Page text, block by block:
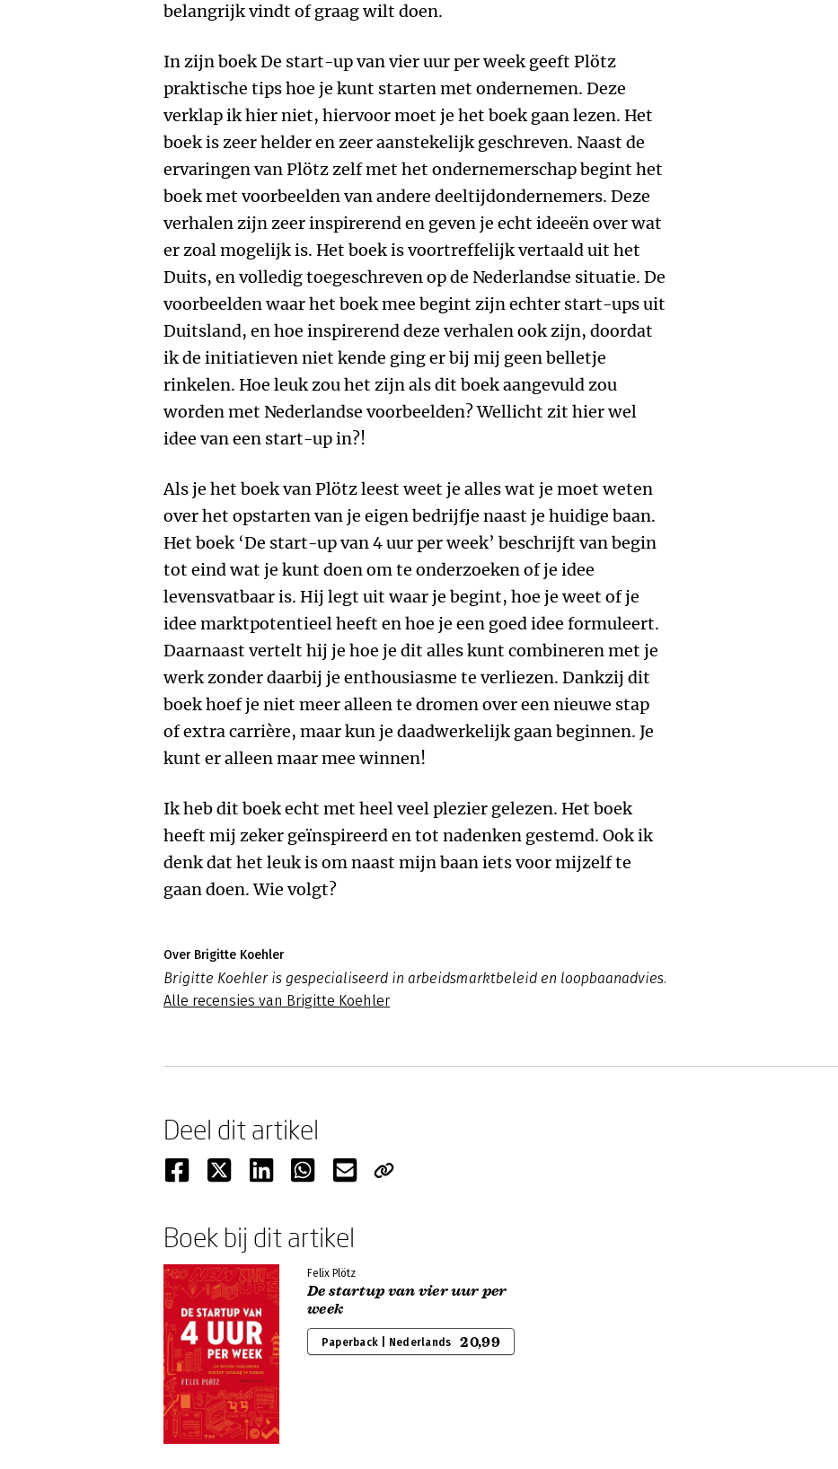
belangrijk vindt of graag wilt doen.
In zijn boek De start-up van vier uur per week geeft Plötz
praktische tips hoe je kunt starten met ondernemen. Deze
verklap ik hier niet, hiervoor moet je het boek gaan lezen. Het
boek is zeer helder en zeer aanstekelijk geschreven. Naast de
ervaringen van Plötz zelf met het ondernemerschap begint het
boek met voorbeelden van andere deeltijdondernemers. Deze
verhalen zijn zeer inspirerend en geven je echt ideeën over wat
er zoal mogelijk is. Het boek is voortreffelijk vertaald uit het
Duits, en volledig toegeschreven op de Nederlandse situatie. De
voorbeelden waar het boek mee begint zijn echter start-ups uit
Duitsland, en hoe inspirerend deze verhalen ook zijn, doordat
ik de initiatieven niet kende ging er bij mij geen belletje
rinkelen. Hoe leuk zou het zijn als dit boek aangevuld zou
worden met Nederlandse voorbeelden? Wellicht zit hier wel
idee van een start-up in?!
Als je het boek van Plötz leest weet je alles wat je moet weten
over het opstarten van je eigen bedrijfje naast je huidige baan.
Het boek ‘De start-up van 4 uur per week’ beschrijft van begin
tot eind wat je kunt doen om te onderzoeken of je idee
levensvatbaar is. Hij legt uit waar je begint, hoe je weet of je
idee marktpotentieel heeft en hoe je een goed idee formuleert.
Daarnaast vertelt hij je hoe je dit alles kunt combineren met je
werk zonder daarbij je enthousiasme te verliezen. Dankzij dit
boek hoef je niet meer alleen te dromen over een nieuwe stap
of extra carrière, maar kun je daadwerkelijk gaan beginnen. Je
kunt er alleen maar mee winnen!
Ik heb dit boek echt met heel veel plezier gelezen. Het boek
heeft mij zeker geïnspireerd en tot nadenken gestemd. Ook ik
denk dat het leuk is om naast mijn baan iets voor mijzelf te
gaan doen. Wie volgt?
Over Brigitte Koehler
Brigitte Koehler is gespecialiseerd in arbeidsmarktbeleid en loopbaanadvies.
Alle recensies van Brigitte Koehler
Deel dit artikel
Boek bij dit artikel
Felix Plötz
De startup van vier uur per
week
Paperback | Nederlands 20,99